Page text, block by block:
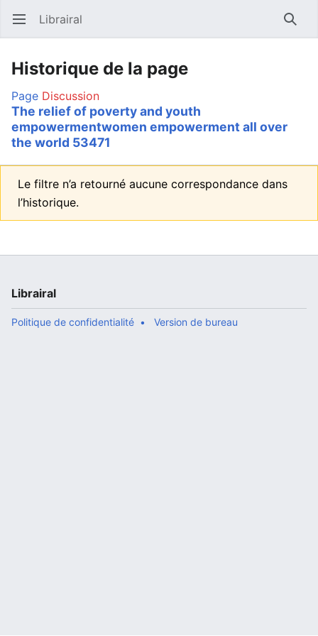
Ouvrir le menu principal Librairal
Historique de la page
Page Discussion
The relief of poverty and youth
empowermentwomen empowerment all over
the world 53471
Le filtre n’a retourné aucune correspondance dans
l’historique.
Librairal
Politique de confidentialité Version de bureau